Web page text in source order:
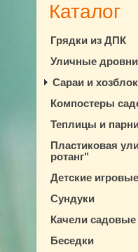
Каталог
Грядки из ДПК
Уличные
Сараи и
Компостеры
Теплицы и
Пластиковая
ротанг"
Детские
Сундуки
Качели садовые
Беседки